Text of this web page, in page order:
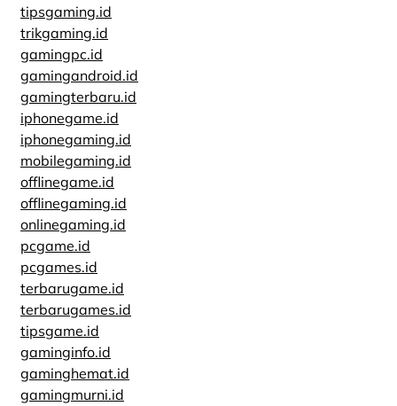
tipsgaming.id
trikgaming.id
gamingpc.id
gamingandroid.id
gamingterbaru.id
iphonegame.id
iphonegaming.id
mobilegaming.id
offlinegame.id
offlinegaming.id
onlinegaming.id
pcgame.id
pcgames.id
terbarugame.id
terbarugames.id
tipsgame.id
gaminginfo.id
gaminghemat.id
gamingmurni.id